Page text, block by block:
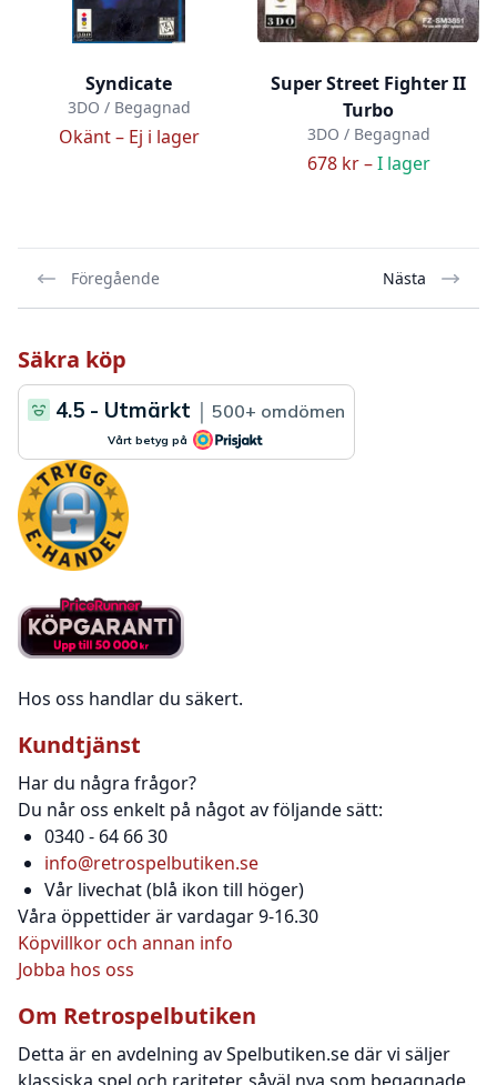
Syndicate
3DO / Begagnad
Okänt – Ej i lager
Super Street Fighter II
Turbo
3DO / Begagnad
678 kr –I lager
Föregående Nästa
Säkra köp
Hos oss handlar du säkert.
Kundtjänst
Har du några frågor?
Du når oss enkelt på något av följande sätt:
0340 - 64 66 30
info@retrospelbutiken.se
Vår livechat (blå ikon till höger)
Våra öppettider är vardagar 9-16.30
Köpvillkor och annan info
Jobba hos oss
Om Retrospelbutiken
Detta är en avdelning av Spelbutiken.se där vi säljer